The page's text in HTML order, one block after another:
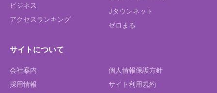
ビジネス
アクセスランキング
Jタウンネット
ゼロまる
サイトについて
会社案内
採用情報
個人情報保護方針
サイト利用規約